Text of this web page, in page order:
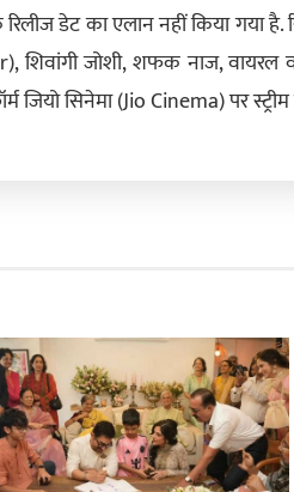
डेट का एलान नहीं किया गया है.
जोशी, शफक नाज, वायरल
सिनेमा (Jio Cinema) पर स्ट्रीम